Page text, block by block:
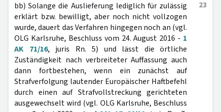
23
bb) Solange die Auslieferung lediglich für zulässig
erklärt bzw. bewilligt, aber noch nicht vollzogen
wurde, dauert das Verfahren hingegen noch an (vgl.
OLG Karlsruhe, Beschluss vom 24. August 2016 - 1
AK 71/16, juris Rn. 5) und lässt die örtliche
Zuständigkeit nach verbreiteter Auffassung auch
dann fortbestehen, wenn ein zunächst auf
Strafverfolgung lautender Europäischer Haftbefehl
durch einen auf Strafvollstreckung gerichteten
ausgewechselt wird (vgl. OLG Karlsruhe, Beschluss